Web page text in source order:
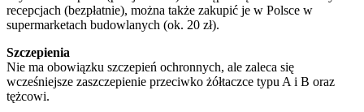
recepcjach (bezpłatnie), można także zakupić je w Polsce w
supermarketach budowlanych (ok. 20 zł).
Szczepienia
Nie ma obowiązku szczepień ochronnych, ale zaleca się
wcześniejsze zaszczepienie przeciwko żółtaczce typu A i B oraz
tężcowi.